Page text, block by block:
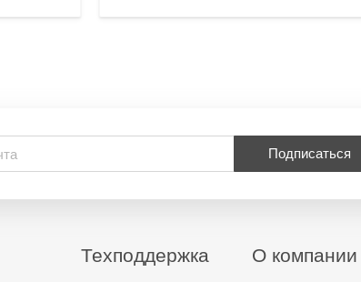
Подписаться
Техподдержка О компании